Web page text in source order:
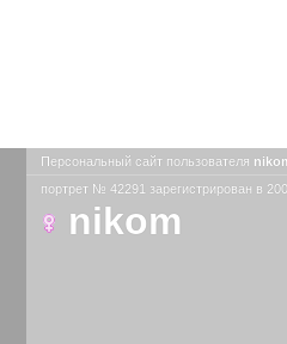
Персональный сайт пользователя
портрет № 42291 зарегистрирован в
nikom